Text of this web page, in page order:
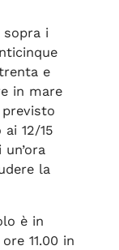
sopra i
e
in mare
12/15
la
è in
11.00 in